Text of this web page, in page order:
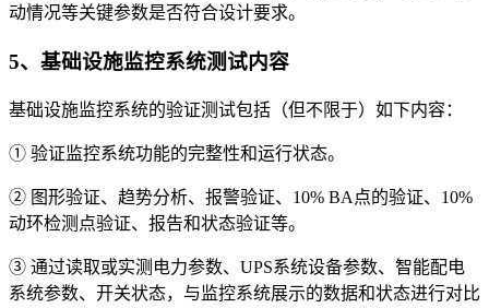
动情况等关键参数是否符合设计要求。
5、基础设施监控系统测试内容
基础设施监控系统的验证测试包括（但不限于）如下内容：
① 验证监控系统功能的完整性和运行状态。
② 图形验证、趋势分析、报警验证、10% BA点的验证、10%
动环检测点验证、报告和状态验证等。
③ 通过读取或实测电力参数、UPS系统设备参数、智能配电
系统参数、开关状态，与监控系统展示的数据和状态进行对比